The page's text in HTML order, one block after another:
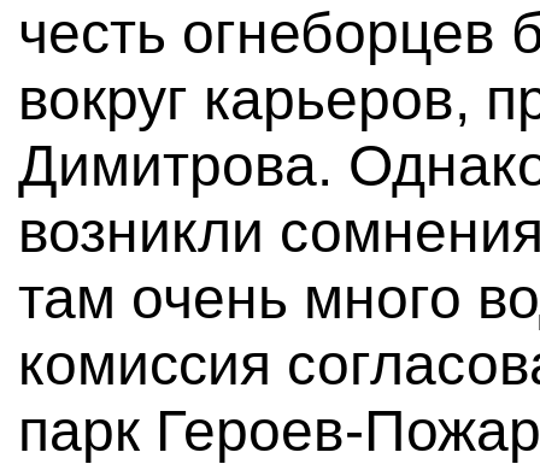
честь огнеборцев
вокруг карьеров,
Димитрова.
возникли
там очень много
комиссия
парк Героев-